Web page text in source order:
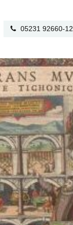
05231 92660-12